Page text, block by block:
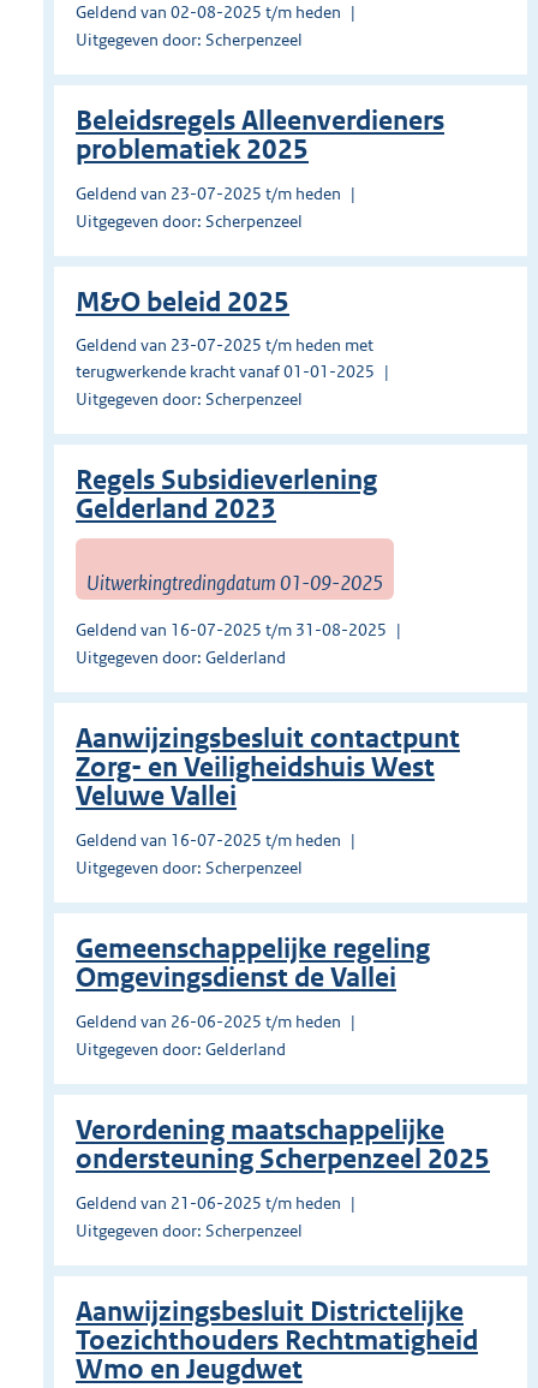
Geldend van 02-08-2025 t/m heden
Uitgegeven door: Scherpenzeel
Beleidsregels Alleenverdieners
problematiek 2025
Geldend van 23-07-2025 t/m heden
Uitgegeven door: Scherpenzeel
M&O beleid 2025
Geldend van 23-07-2025 t/m heden met
terugwerkende kracht vanaf 01-01-2025
Uitgegeven door: Scherpenzeel
Regels Subsidieverlening
Gelderland 2023
Uitwerkingtredingdatum 01-09-2025
Geldend van 16-07-2025 t/m 31-08-2025
Uitgegeven door: Gelderland
Aanwijzingsbesluit contactpunt
Zorg- en Veiligheidshuis West
Veluwe Vallei
Geldend van 16-07-2025 t/m heden
Uitgegeven door: Scherpenzeel
Gemeenschappelijke regeling
Omgevingsdienst de Vallei
Geldend van 26-06-2025 t/m heden
Uitgegeven door: Gelderland
Verordening maatschappelijke
ondersteuning Scherpenzeel 2025
Geldend van 21-06-2025 t/m heden
Uitgegeven door: Scherpenzeel
Aanwijzingsbesluit Districtelijke
Toezichthouders Rechtmatigheid
Wmo en Jeugdwet